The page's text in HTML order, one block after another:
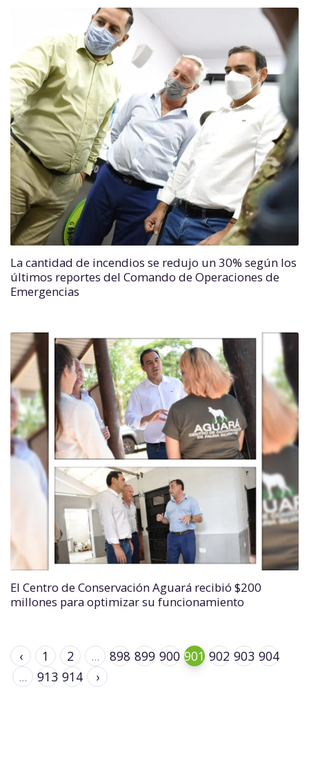
La cantidad de incendios se redujo un 30% según los
últimos reportes del Comando de Operaciones de
Emergencias
El Centro de Conservación Aguará recibió $200
millones para optimizar su funcionamiento
‹ 1 2 ... 898 899 900 901 902 903 904
...
913 914 ›